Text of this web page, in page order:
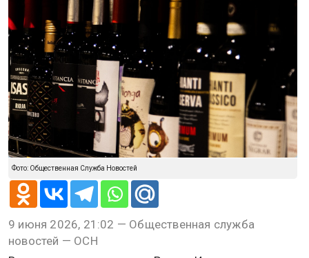
Фото: Общественная Служба Новостей
9 июня 2026, 21:02 — Общественная служба
новостей — ОСН